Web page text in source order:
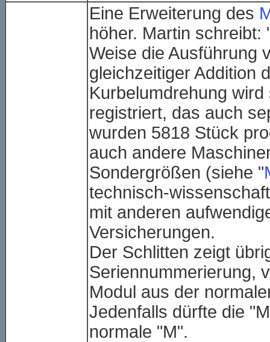
Eine Erweiterung des
höher. Martin
Weise die Ausführung
gleichzeitiger Addition
Kurbelumdrehung
registriert, das auch
wurden 5818 Stück
auch andere
Sondergrößen (siehe "
technisch-
mit anderen
Versicherungen.
Der Schlitten zeigt
Seriennummerierung,
Modul aus der
Jedenfalls dürfte die
normale "M".